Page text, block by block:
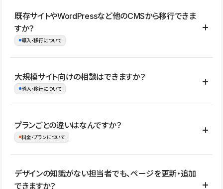
コーポレートサイト、サービスサイト、LP、採用サイト、ブロ
グ・メディア、イベントサイト、店舗・商品紹介サイト、ポートフ
ォリオなど幅広く制作できます。
既存サイトやWordPressなど他のCMSから移行できま
すか？
導入・移行について
はい。既存サイトの構成やコンテンツ、URLを整理したうえで、
Studio上に再構築する形で移行できます。 WordPressの場合は、
イト全体のデザインや設定がそのまま移行されるわけではないた
め、移行後にページ構成やデザイン、CMS設計、URL・リダイレク
大規模サイト向けの相談はできますか？
導入・移行について
はい。アクセス規模が大きいサイトや、複数部門での運用、権限管
理、セキュリティ確認、既存システムとの連携など、個別の要件が
ない段階でも、お問い合わせください。
お問合せはこちら
プランごとの違いはなんですか？
料金・プランについて
公開ページ数、バージョン履歴の期間、CMS利用数の上限、権限
管理の有無などがプランごとに異なります。詳しくは料金プランペ
デザインの知識がない担当者でも、ページを更新・追加
できますか？